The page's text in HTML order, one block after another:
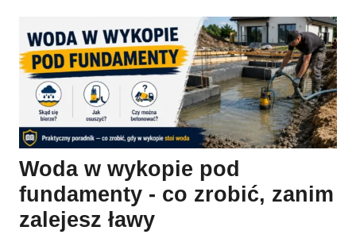
Woda w wykopie pod
fundamenty - co zrobić, zanim
zalejesz ławy